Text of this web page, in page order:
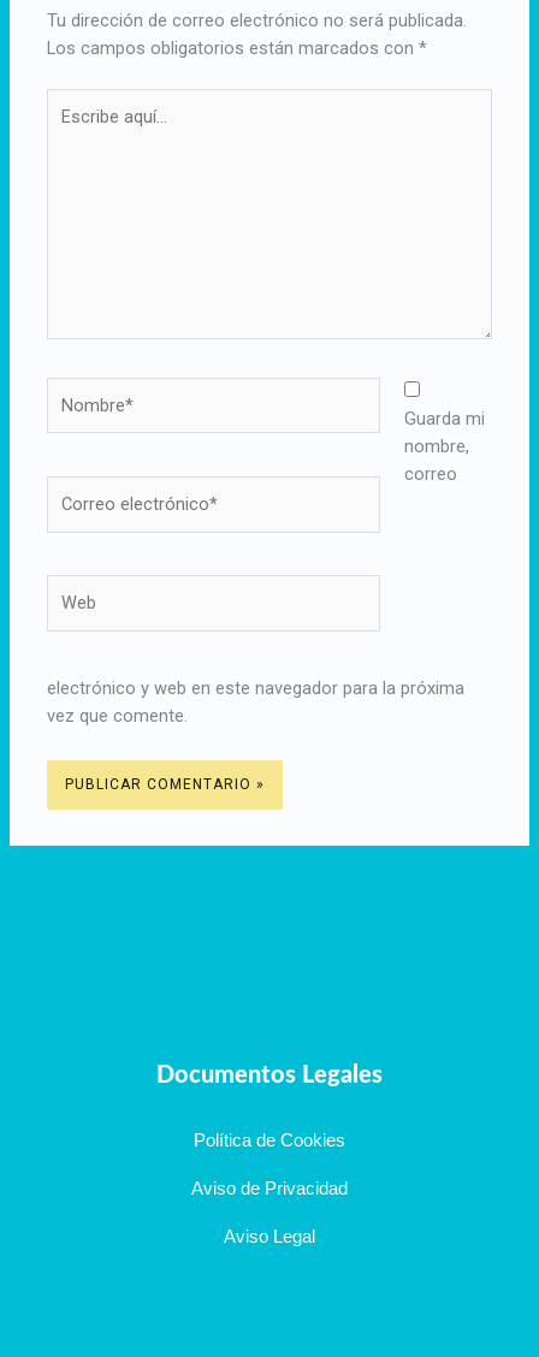
Tu dirección de correo electrónico no será publicada.
Los campos obligatorios están marcados con*
aquí...
electrónico*
Guarda mi
nombre,
correo
electrónico y web en este navegador para la próxima
vez que comente.
Documentos Legales
Política de Cookies
Aviso de Privacidad
Aviso Legal